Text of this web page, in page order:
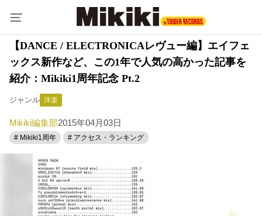
【DANCE / ELECTRONICAレヴュー編】エイフェ
ックス新作など、この1年で人気の高かった記事を
紹介：Mikiki1周年記念 Pt.2
ジャンル 洋楽
Mikiki編集部2015年04月03日
# Mikiki1周年 # アクセス・ランキング